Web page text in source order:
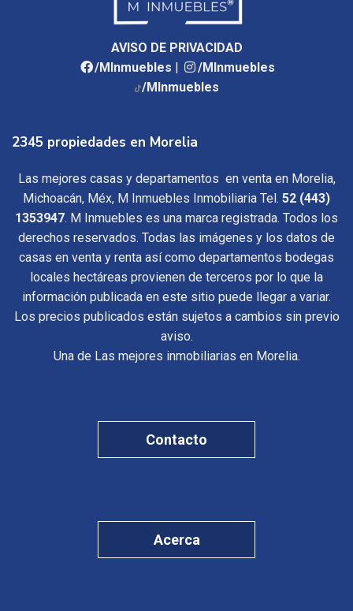
AVISO DE PRIVACIDAD
/MInmuebles
/MInmuebles
/MInmuebles
2345 propiedades en Morelia
Las mejores casas y departamentos en venta en Morelia,
Michoacán, Méx, M Inmuebles Inmobiliaria Tel. 52 (443)
1353947. M Inmuebles es una marca registrada. Todos los
derechos reservados. Todas las imágenes y los datos de
casas en venta y renta así como departamentos bodegas
locales hectáreas provienen de terceros por lo que la
información publicada en este sitio puede llegar a variar.
Los precios publicados están sujetos a cambios sin previo
aviso.
Una de Las mejores inmobiliarias en Morelia.